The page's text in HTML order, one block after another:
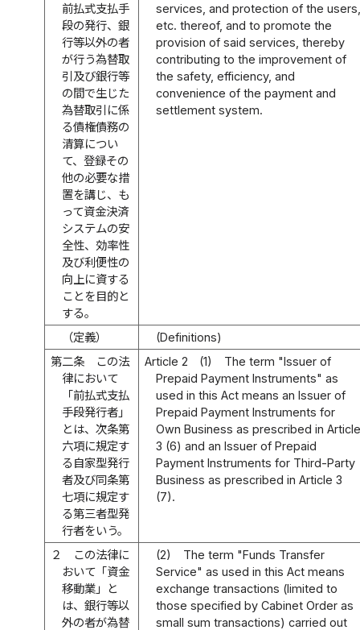
前払式支払手
段の発行、銀
行等以外の者
が行う為替取
引及び銀行等
の間で生じた
為替取引に係
る債権債務の
清算につい
て、登録その
他の必要な措
置を講じ、も
って資金決済
システムの安
全性、効率性
及び利便性の
向上に資する
ことを目的と
する。
services, and protection of the
etc. thereof, and to promote the
provision of said services, thereby
contributing to the improvement of
the safety, efficiency, and
convenience of the payment and
settlement system.
（定義）
(Definitions)
第二条
この法
律において
「前払式支払
手段発行者」
とは、次条第
六項に規定す
る自家型発行
者及び同条第
七項に規定す
る第三者型発
行者をいう。
Article 2 (1)
The term "Issuer of
Prepaid Payment Instruments" as
used in this Act means an Issuer of
Prepaid Payment Instruments for
Own Business as prescribed in
3 (6) and an Issuer of Prepaid
Payment Instruments for Third-Party
Business as prescribed in Article 3
(7).
２
この法律に
おいて「資金
移動業」と
は、銀行等以
外の者が為替
(2)
The term "Funds Transfer
Service" as used in this Act means
exchange transactions (limited to
those specified by Cabinet Order as
small sum transactions) carried out